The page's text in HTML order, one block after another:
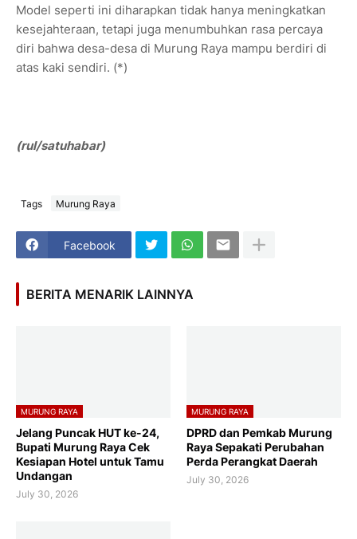
Model seperti ini diharapkan tidak hanya meningkatkan
kesejahteraan, tetapi juga menumbuhkan rasa percaya
diri bahwa desa-desa di Murung Raya mampu berdiri di
atas kaki sendiri. (*)
(rul/satuhabar)
Tags Murung Raya
Facebook
BERITA MENARIK LAINNYA
MURUNG RAYA
Jelang Puncak HUT ke-24,
Bupati Murung Raya Cek
Kesiapan Hotel untuk Tamu
Undangan
July 30, 2026
MURUNG RAYA
DPRD dan Pemkab Murung
Raya Sepakati Perubahan
Perda Perangkat Daerah
July 30, 2026